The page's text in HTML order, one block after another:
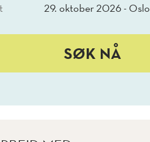
29. oktober 2026 - Oslo
SØK NÅ